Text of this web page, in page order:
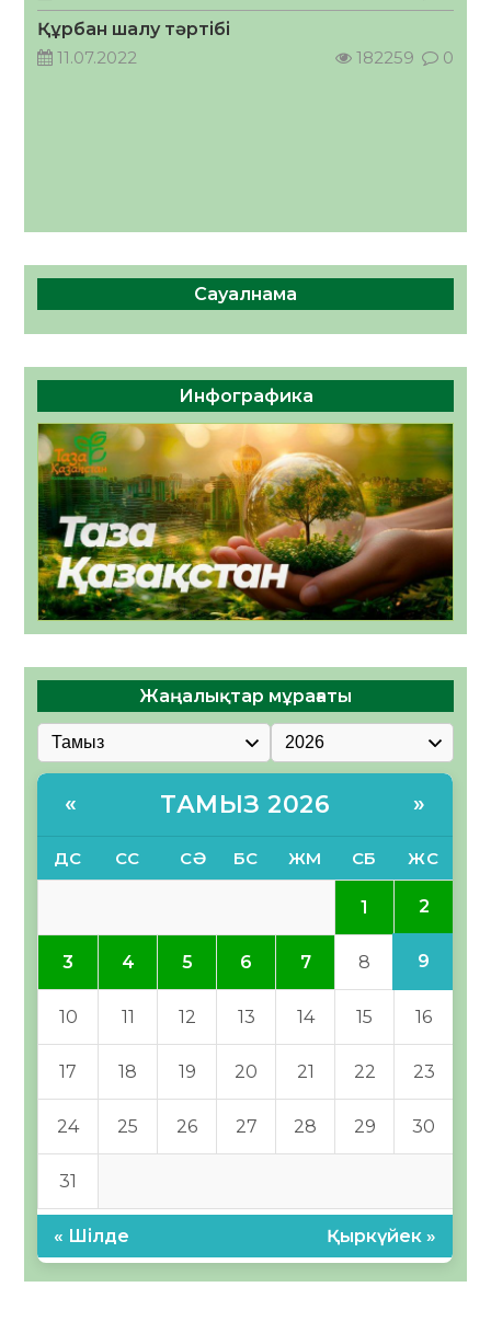
05.08.2026
54 0
Құрбан шалу тәртібі
11.07.2022
182259 0
Сауалнама
Инфографика
Жаңалықтар мұрағаты
« ТАМЫЗ 2026 »
ДС СС СӘ БС ЖМ СБ ЖС
1 2
3 4 5 6 7 8 9
10 11 12 13 14 15 16
17 18 19 20 21 22 23
24 25 26 27 28 29 30
31
« Шілде Қыркүйек »